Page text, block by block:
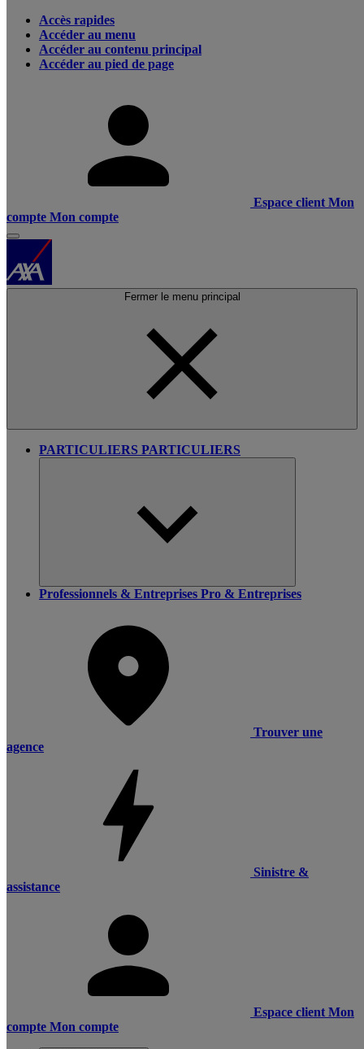
Accès rapides
Accéder au menu
Accéder au contenu principal
Accéder au pied de page
Espace client Mon
compte Mon compte
Fermer le menu principal
PARTICULIERS PARTICULIERS
Professionnels & Entreprises Pro & Entreprises
Trouver une
agence
Sinistre &
assistance
Espace client Mon
compte Mon compte